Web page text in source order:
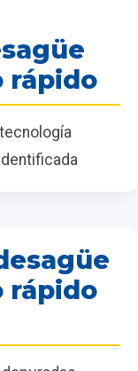
rápido
rápido